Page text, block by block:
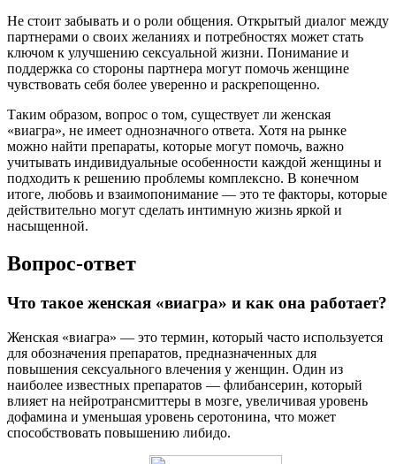
Не стоит забывать и о роли общения. Открытый диалог между
партнерами о своих желаниях и потребностях может стать
ключом к улучшению сексуальной жизни. Понимание и
поддержка со стороны партнера могут помочь женщине
чувствовать себя более уверенно и раскрепощенно.
Таким образом, вопрос о том, существует ли женская
«виагра», не имеет однозначного ответа. Хотя на рынке
можно найти препараты, которые могут помочь, важно
учитывать индивидуальные особенности каждой женщины и
подходить к решению проблемы комплексно. В конечном
итоге, любовь и взаимопонимание — это те факторы, которые
действительно могут сделать интимную жизнь яркой и
насыщенной.
Вопрос-ответ
Что такое женская «виагра» и как она работает?
Женская «виагра» — это термин, который часто используется
для обозначения препаратов, предназначенных для
повышения сексуального влечения у женщин. Один из
наиболее известных препаратов — флибансерин, который
влияет на нейротрансмиттеры в мозге, увеличивая уровень
дофамина и уменьшая уровень серотонина, что может
способствовать повышению либидо.